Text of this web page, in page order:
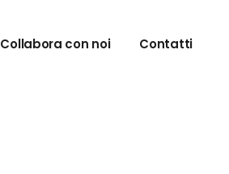
Collabora con noi Contatti